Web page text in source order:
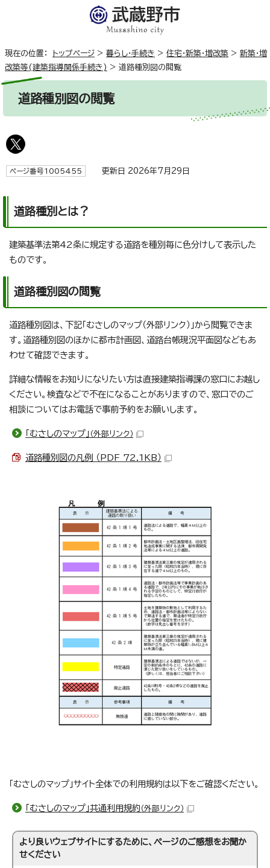
現在の位置： トップページ > 暮らし・手続き > 住宅・新築・増改築 > 新築・増
改築等(建築指導関係手続き) > 道路種別図の閲覧
道路種別図の閲覧
ページ番号1005455 更新日 2026年7月29日
道路種別とは？
建築基準法第42条に規定する道路を種別毎に色分けして表示した
ものです。
道路種別図の閲覧
道路種別図は、下記「むさしのマップ（外部リンク）」から閲覧できま
す。道路種別図のほかに都市計画図、道路台帳現況平面図などもあ
わせて確認できます。
詳細な情報をお知りになりたい方は直接建築指導課の窓口にお越し
ください。検査などで不在になることがありますので、窓口でのご
相談についてはお電話で事前予約をお願いします。
「むさしのマップ」 （外部リンク）
道路種別図の凡例 （PDF 72.1KB）
「むさしのマップ」サイト全体での利用規約は以下をご確認ください。
「むさしのマップ」共通利用規約 （外部リンク）
より良いウェブサイトにするために、ページのご感想をお聞か
せください